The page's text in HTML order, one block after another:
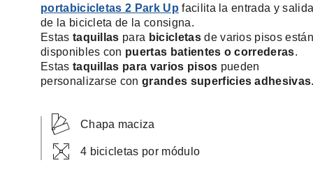
portabicicletas 2 Park Up facilita la entrada y
de la bicicleta de la consigna.
Estas taquillas para bicicletasde varios pisos están
disponibles con puertas batientes o correderas.
Estas taquillas para varios pisos pueden
personalizarse congrandes superficies adhesivas
Chapa maciza
4 bicicletas por módulo